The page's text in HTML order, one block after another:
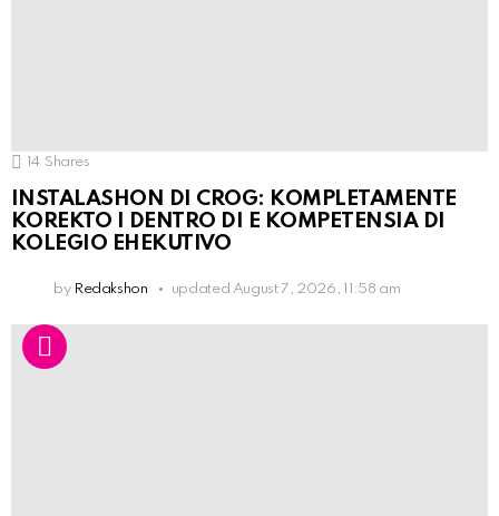
14 Shares
INSTALASHON DI CROG: KOMPLETAMENTE
KOREKTO I DENTRO DI E KOMPETENSIA DI
KOLEGIO EHEKUTIVO
by Redakshon updated August 7, 2026, 11:58 am